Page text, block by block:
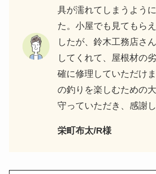
具が濡れてしまうよう
た。小屋でも見てもら
したが、鈴木工務店さ
してくれて、屋根材の
確に修理していただけ
の釣りを楽しむための
守っていただき、感謝し
栄町布太/R様